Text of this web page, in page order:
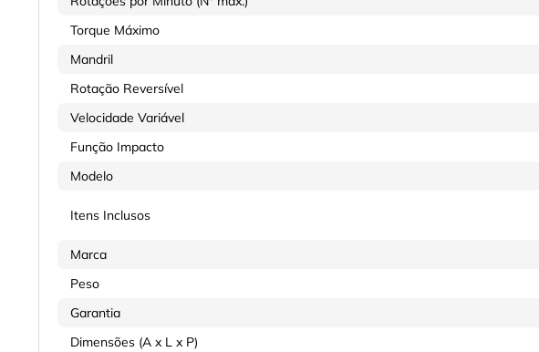
Torque Máximo
Mandril
Rotação Reversível
Velocidade Variável
Função Impacto
Modelo
Itens Inclusos
Marca
Peso
Garantia
Dimensões (A x L x P)